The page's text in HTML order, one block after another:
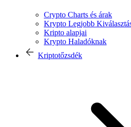
Crypto Charts és árak
Krypto Legjobb
Kripto alapjai
Krypto Haladóknak
Kriptotőzsdék